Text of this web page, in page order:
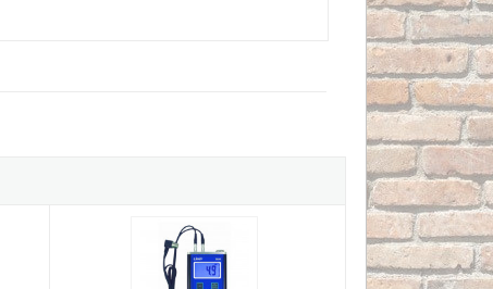
Medidor digital de espesores por ultrasonido de 0,75-400 mm